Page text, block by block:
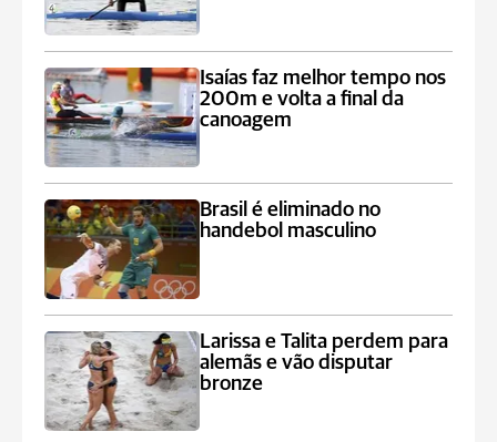
Isaías faz melhor tempo nos
200m e volta a final da
canoagem
Brasil é eliminado no
handebol masculino
Larissa e Talita perdem para
alemãs e vão disputar
bronze